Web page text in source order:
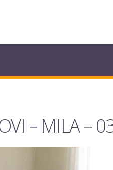
– MILA –